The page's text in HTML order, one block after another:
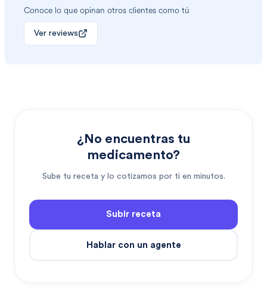
Conoce lo que opinan otros clientes como tú
Ver reviews
¿No encuentras tu
medicamento?
Sube tu receta y lo cotizamos por ti en minutos.
Subir receta
Hablar con un agente